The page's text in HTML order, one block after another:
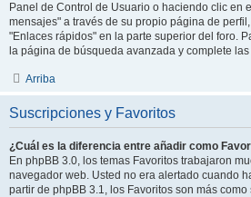
Panel de Control de Usuario o haciendo clic en
mensajes" a través de su propio página de
"Enlaces rápidos" en la parte superior del foro.
la página de búsqueda avanzada y complete
Arriba
Suscripciones y Favoritos
¿Cuál es la diferencia entre añadir como
En phpBB 3.0, los temas Favoritos trabajaron
navegador web. Usted no era alertado cuando
partir de phpBB 3.1, los Favoritos son más